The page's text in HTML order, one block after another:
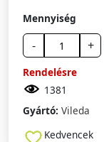
Mennyiség
- +
Rendelésre
1381
Gyártó: Vileda
Kedvencek